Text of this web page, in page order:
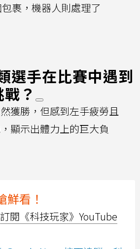
裹，機器人則處理了
選手在比賽中遇到
？
獲勝，但感到左手疲勞且
顯示出體力上的巨大負
鮮看！
訂閱《科技玩家》YouTube